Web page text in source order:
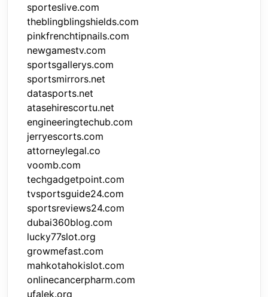
sporteslive.com
theblingblingshields.com
pinkfrenchtipnails.com
newgamestv.com
sportsgallerys.com
sportsmirrors.net
datasports.net
atasehirescortu.net
engineeringtechub.com
jerryescorts.com
attorneylegal.co
voomb.com
techgadgetpoint.com
tvsportsguide24.com
sportsreviews24.com
dubai360blog.com
lucky77slot.org
growmefast.com
mahkotahokislot.com
onlinecancerpharm.com
ufalek.org